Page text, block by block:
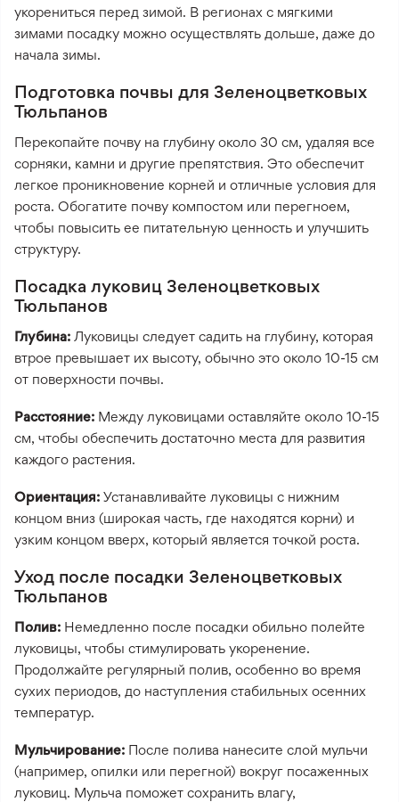
укорениться перед зимой. В регионах с мягкими
зимами посадку можно осуществлять дольше, даже до
начала зимы.
Подготовка почвы для Зеленоцветковых
Тюльпанов
Перекопайте почву на глубину около 30 см, удаляя все
сорняки, камни и другие препятствия. Это обеспечит
легкое проникновение корней и отличные условия для
роста. Обогатите почву компостом или перегноем,
чтобы повысить ее питательную ценность и улучшить
структуру.
Посадка луковиц Зеленоцветковых
Тюльпанов
Глубина: Луковицы следует садить на глубину, которая
втрое превышает их высоту, обычно это около 10-15 см
от поверхности почвы.
Расстояние: Между луковицами оставляйте около 10-15
см, чтобы обеспечить достаточно места для развития
каждого растения.
Ориентация: Устанавливайте луковицы с нижним
концом вниз (широкая часть, где находятся корни) и
узким концом вверх, который является точкой роста.
Уход после посадки Зеленоцветковых
Тюльпанов
Полив: Немедленно после посадки обильно полейте
луковицы, чтобы стимулировать укоренение.
Продолжайте регулярный полив, особенно во время
сухих периодов, до наступления стабильных осенних
температур.
Мульчирование: После полива нанесите слой мульчи
(например, опилки или перегной) вокруг посаженных
луковиц. Мульча поможет сохранить влагу,